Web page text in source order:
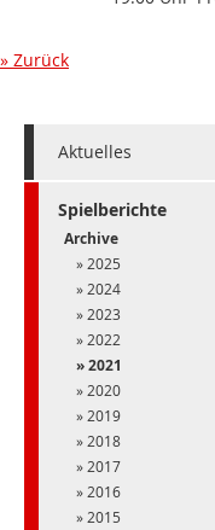
Zurück
Aktuelles
Spielberichte
Archive
2025
2024
2023
2022
2021
2020
2019
2018
2017
2016
2015